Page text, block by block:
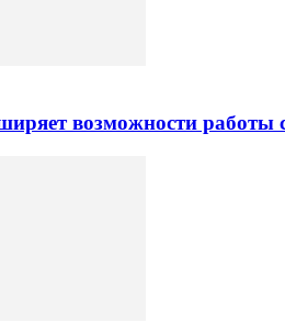
возможности